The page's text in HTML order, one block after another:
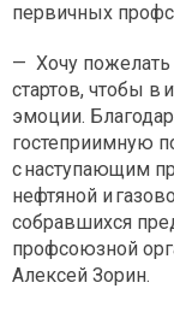
первичных
— Хочу пожелать
стартов, чтобы в
эмоции.
гостеприимную
с наступающим
нефтяной и
собравшихся
профсоюзной
Алексей Зорин.